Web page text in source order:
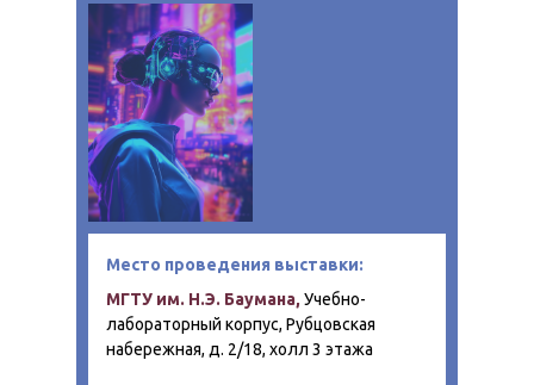
МГТУ им. Н.Э. Баумана, Учебно-
лабораторный корпус, Рубцовская
набережная, д. 2/18, холл 3 этажа
Место проведения выставки: